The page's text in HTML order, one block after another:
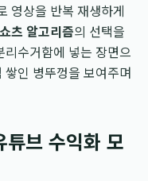
영상을 반복 재생하게
쇼츠 알고리즘의 선택을
수거함에 넣는 장면으
인 병뚜껑을 보여주며
브 수익화 모